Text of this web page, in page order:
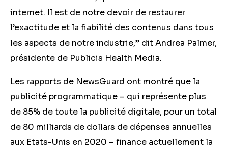
internet. Il est de notre devoir de restaurer
l’exactitude et la fiabilité des contenus dans tous
les aspects de notre industrie,” dit Andrea Palmer,
présidente de Publicis Health Media.
Les rapports de NewsGuard ont montré que la
publicité programmatique – qui représente plus
de 85% de toute la publicité digitale, pour un total
de 80 milliards de dollars de dépenses annuelles
aux Etats-Unis en 2020 – finance actuellement la